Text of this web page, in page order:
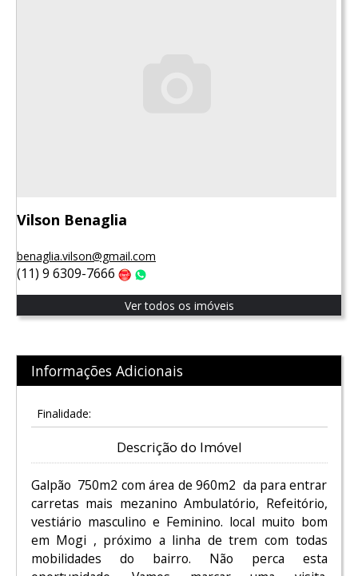
Vilson Benaglia
benaglia.vilson@gmail.com
(11) 9 6309-7666 Claro
Ver todos os imóveis
Informações Adicionais
Finalidade:
Descrição do Imóvel
Galpão 750m2 com área de 960m2 da para entrar
carretas mais mezanino Ambulatório, Refeitório,
vestiário masculino e Feminino. local muito bom
em Mogi , próximo a linha de trem com todas
mobilidades do bairro. Não perca esta